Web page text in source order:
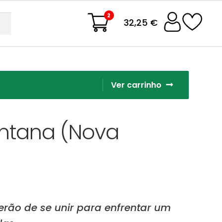
2
32,25 €
Ver carrinho
(Nova
de se unir para enfrentar um